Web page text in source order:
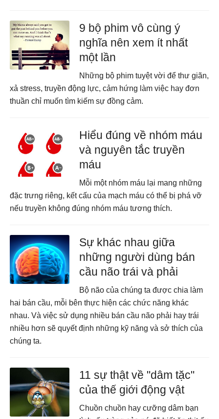
9 bộ phim vô cùng ý
nghĩa nên xem ít nhất
một lần
Những bộ phim tuyệt vời để thư giãn,
xả stress, truyền động lực, cảm hứng làm việc hay đơn
thuần chỉ muốn tìm kiếm sự đồng cảm.
Hiểu đúng về nhóm máu
và nguyên tắc truyền
máu
Mỗi một nhóm máu lại mang những
đặc trưng riêng, kết cấu của mạch máu có thể bị phá vỡ
nếu truyền không đúng nhóm máu tương thích.
Sự khác nhau giữa
những người dùng bán
cầu não trái và phải
Bộ não của chúng ta được chia làm
hai bán cầu, mỗi bên thực hiện các chức năng khác
nhau. Và việc sử dụng nhiều bán cầu não phải hay trái
nhiều hơn sẽ quyết định những kỹ năng và sở thích của
chúng ta.
11 sự thật về "dâm tặc"
của thế giới động vật
Chuồn chuồn hay cưỡng dâm bạn